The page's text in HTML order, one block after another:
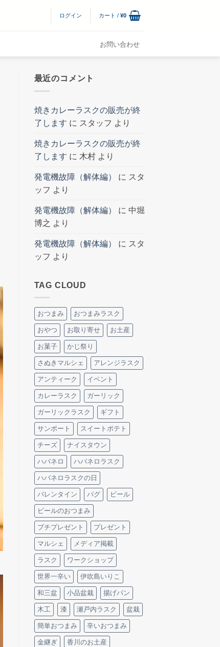
ログイン カート / ¥0
お問い合わせ
最近のコメント
焼きカレーラスクの販売が終
了します に スタッフ より
焼きカレーラスクの販売が終
了します に 木村より
発電機故障（解体編） に スタ
ッフ より
発電機故障（解体編） に 中堀
博之 より
発電機故障（解体編） に スタ
ッフ より
TAG CLOUD
おつまみ おつまみラスク
おやつ お取り寄せ お土産
お菓子 かじ祭り
さぬきマルシェ アレンジラスク
アンティーク イベント
カレーラスク ガーリック
ガーリックラスク ギフト
サンポート スイートポテト
チーズ ナイスタウン
ハバネロ ハバネロラスク
ハバネロラスクの日
バレンタイン パグ ビール
ビールのおつまみ
プチプレゼント プレゼント
マルシェ メディア掲載
ラスク ワークショップ
世界一辛い 伊吹島いりこ
和三盆 小品盆栽 揚げパン
木工 漆 瀬戸内ラスク 盆栽
簡単おつまみ 辛いおつまみ
金継ぎ 香川のお土産